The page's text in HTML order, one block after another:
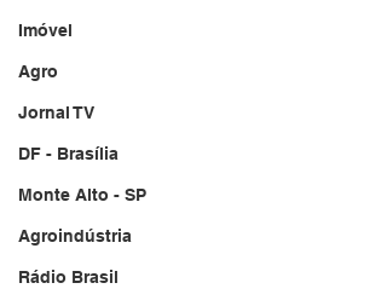
Imóvel
Agro
Jornal TV
DF - Brasília
Monte Alto - SP
Agroindústria
Rádio Brasil